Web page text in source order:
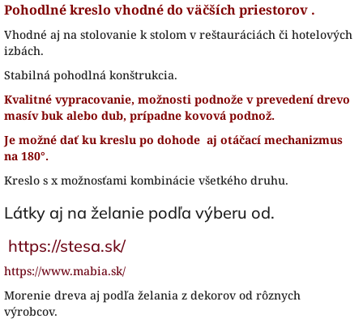
Pohodlné kreslo vhodné do väčších priestorov .
Vhodné aj na stolovanie k stolom v reštauráciách či hotelových
izbách.
Stabilná pohodlná konštrukcia.
Kvalitné vypracovanie, možnosti podnože v prevedení drevo
masív buk alebo dub, prípadne kovová podnož.
Je možné dať ku kreslu po dohode aj otáčací mechanizmus
na 180°.
Kreslo s x možnosťami kombinácie všetkého druhu.
Látky aj na želanie podľa výberu od.
https://stesa.sk/
https://www.mabia.sk/
Morenie dreva aj podľa želania z dekorov od rôznych
výrobcov.